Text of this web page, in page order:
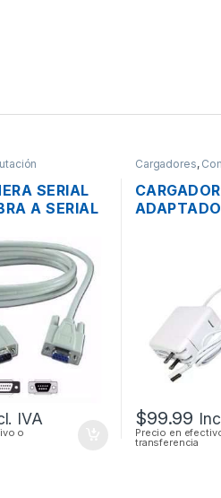
SERIAL
A SERIAL
IVA
o
Cargadores,
CARGADOR
A1374
AIR
$99.99
Precio en
transferencia